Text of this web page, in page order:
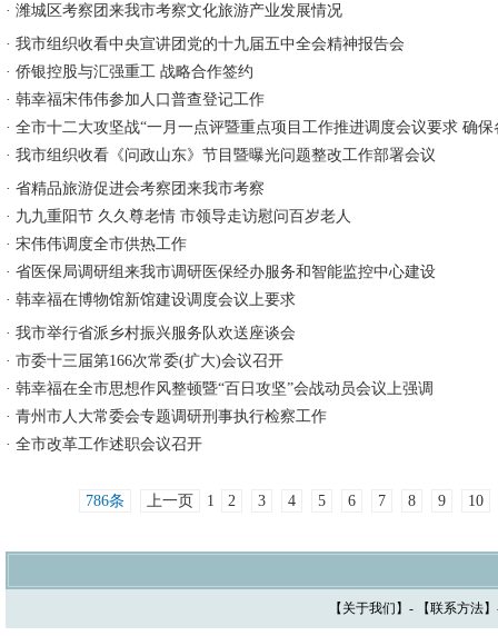
· 潍城区考察团来我市考察文化旅游产业发展情况
· 我市组织收看中央宣讲团党的十九届五中全会精神报告会
· 侨银控股与汇强重工 战略合作签约
· 韩幸福宋伟伟参加人口普查登记工作
· 全市十二大攻坚战“一月一点评暨重点项目工作推进调度会议要求 确
· 我市组织收看《问政山东》节目暨曝光问题整改工作部署会议
· 省精品旅游促进会考察团来我市考察
· 九九重阳节 久久尊老情 市领导走访慰问百岁老人
· 宋伟伟调度全市供热工作
· 省医保局调研组来我市调研医保经办服务和智能监控中心建设
· 韩幸福在博物馆新馆建设调度会议上要求
· 我市举行省派乡村振兴服务队欢送座谈会
· 市委十三届第166次常委(扩大)会议召开
· 韩幸福在全市思想作风整顿暨“百日攻坚”会战动员会议上强调
· 青州市人大常委会专题调研刑事执行检察工作
· 全市改革工作述职会议召开
786条 上一页 1 2 3 4 5 6 7 8 9 10
【 关于我们 】- 【联系方法